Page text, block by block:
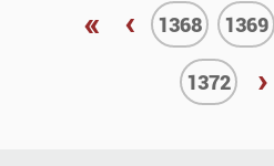
« ‹ 1368 1369
1372 ›